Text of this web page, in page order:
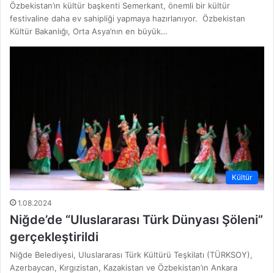
Özbekistan’ın kültür başkenti Semerkant, önemli bir kültür
festivaline daha ev sahipliği yapmaya hazırlanıyor. Özbekistan
Kültür Bakanlığı, Orta Asya’nın en büyük…
Kültür
1.08.2024
Niğde’de “Uluslararası Türk Dünyası Şöleni”
gerçekleştirildi
Niğde Belediyesi, Uluslararası Türk Kültürü Teşkilatı (TÜRKSOY),
Azerbaycan, Kırgızistan, Kazakistan ve Özbekistan’ın Ankara